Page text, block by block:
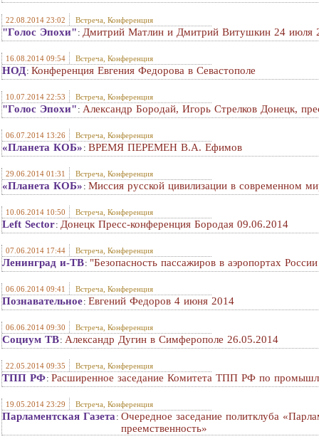
22.08.2014 23:02 Встреча, Конференция
"Голос Эпохи" : Дмитрий Матлин и Дмитрий Витушкин 24 июля
16.08.2014 09:54 Встреча, Конференция
НОД: Конференция Евгения Федорова в Севастополе
10.07.2014 22:53 Встреча, Конференция
"Голос Эпохи" : Александр Бородай, Игорь Стрелков Донецк,
06.07.2014 13:26 Встреча, Конференция
«Планета КОБ» : ВРЕМЯ ПЕРЕМЕН В.А. Ефимов
29.06.2014 01:31 Встреча, Конференция
«Планета КОБ» : Миссия русской цивилизации в современном
10.06.2014 10:50 Встреча, Конференция
Left Sector: Донецк Пресс-конференция Бородая 09.06.2014
07.06.2014 17:44 Встреча, Конференция
Ленинград и-ТВ: "Безопасность пассажиров в аэропортах
06.06.2014 09:41 Встреча, Конференция
Познавательное: Евгений Федоров 4 июня 2014
06.06.2014 09:30 Встреча, Конференция
Социум ТВ: Александр Дугин в Симферополе 26.05.2014
22.05.2014 09:35 Встреча, Конференция
ТПП РФ: Расширенное заседание Комитета ТПП РФ по
19.05.2014 23:29 Встреча, Конференция
Парламентская Газета : Очередное заседание политклуба
преемственность»